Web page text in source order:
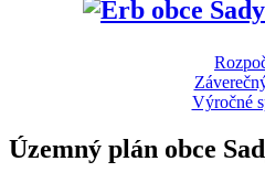
Výročné
Územný plán obce